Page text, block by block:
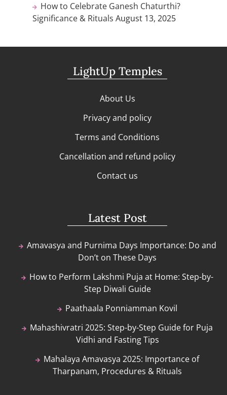
How to Celebrate Ganesh Chaturthi?
Significance & Rituals August 13, 2025
LightUp Temples
About Us
Privacy and policy
Terms and Conditions
Cancellation and refund policy
Contact us
Latest Post
Amavasya and Purnima Days Importance: Do and
Don’t on These Days
How to Perform Lakshmi Puja at Home: Step-by-
Step Diwali Guide
Paathaala Ponniamman Kovil
Mahashivratri 2025: Step-by-Step Guide for Puja
Vidhi and Fasting Tips
Mahalaya Amavasya 2025: Importance of
Tharpanam, Procedures & Rituals